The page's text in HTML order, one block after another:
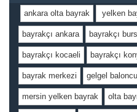
ankara olta bayrak yelken
bayrakçı ankara bayrakçı
bayrakçı kocaeli bayrakçı
bayrak merkezi gelgel baloncu
mersin yelken bayrak olta